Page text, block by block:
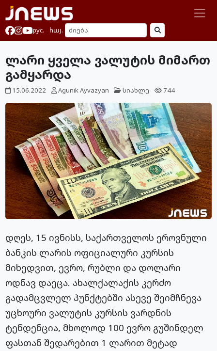
рус. հայ.
ლარი ყველა ვალუტის მიმართ
გამყარდა
15.06.2022 Agunik Ayvazyan სიახლე 744
დღეს, 15 ივნისს, საქართველოს ეროვნული
ბანკის ლარის ოფიციალური კურსის
მიხედვით, ევრო, რუბლი და დოლარი
ოდნავ დაეცა. ახალქალაქის კერძო
გადამცვლელ პუნქტებში ასევე შეიმჩნევა
უცხოური ვალუტის კურსის ვარდნის
ტენდენცია, მხოლოდ 100 ევრო გუშინდელ
ფასთან შედარებით 1 ლარით მეტად